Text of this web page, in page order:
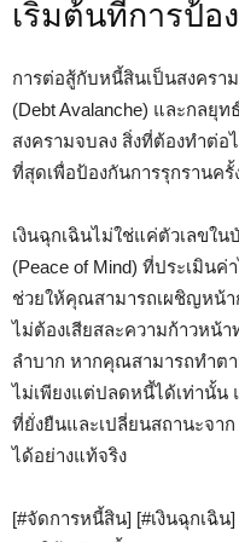
เริ่มต้นที่การป้อ
การต่อสู้กับหนี้สินเป็นสงคร
(Debt Avalanche) และกลยุ
สงครามจบลง สิ่งที่ต้องทำต่อ
ที่สุดเพื่อป้องกันการรุกรานครั้
เงินฉุกเฉินไม่ใช่แค่ตัวเลขใ
(Peace of Mind) ที่ประเมิน
ช่วยให้คุณสามารถเผชิญหน้
ไม่ต้องเสียสละความก้าวหน้
ลำบาก หากคุณสามารถทำต
ไม่เพียงแต่ปลดหนี้ได้เท่านั้น
ที่ยั่งยืนและเปลี่ยนสถานะจาก
ได้อย่างแท้จริง
[#จัดการหนี้สิน] [#เงินฉุกเฉิน]